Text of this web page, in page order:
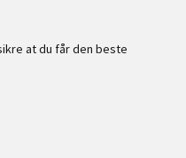
at du får den beste